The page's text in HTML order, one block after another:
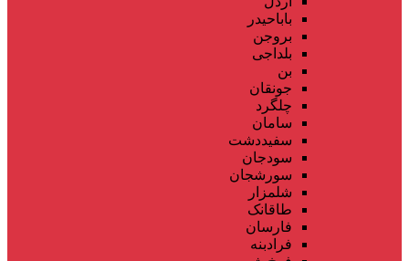
باباحیدر
بروجن
بلداجی
بن
جونقان
چلگرد
سامان
سفیددشت
سودجان
سورشجان
شلمزار
طاقانک
فارسان
فرادبنه